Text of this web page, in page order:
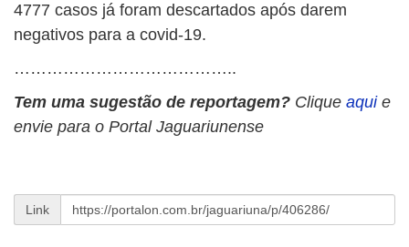
4777 casos já foram descartados após darem
negativos para a covid-19.
…………………………………..
Tem uma sugestão de reportagem? Clique aqui e
envie para o Portal Jaguariunense
Link